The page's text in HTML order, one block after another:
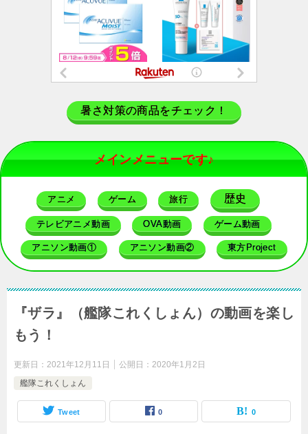
暑さ対策の商品をチェック！
メインメニューです♪
アニメ ゲーム 旅行 歴史
テレビアニメ動画 OVA動画 ゲーム動画
アニソン動画① アニソン動画② 東方Project
『ザラ』（艦隊これくしょん）の動画を楽し
もう！
更新日： 2021年12月11日 公開日： 2020年1月2日
艦隊これくしょん
Tweet 0 0